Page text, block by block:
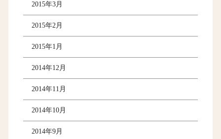
2015年3月
2015年2月
2015年1月
2014年12月
2014年11月
2014年10月
2014年9月